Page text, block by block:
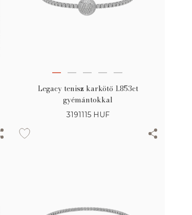
Legacy tenisz karkötő 1.853ct
gyémántokkal
3191115 HUF